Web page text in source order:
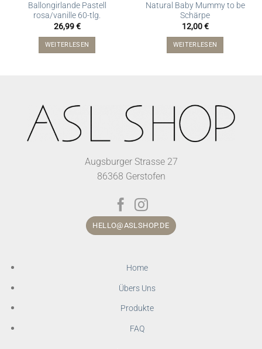
Ballongirlande Pastell
rosa/vanille 60-tlg.
26,99€
WEITERLESEN
Natural Baby Mummy to be
Schärpe
12,00€
WEITERLESEN
Augsburger Strasse 27
86368 Gerstofen
HELLO@ASLSHOP.DE
Home
Übers Uns
Produkte
FAQ